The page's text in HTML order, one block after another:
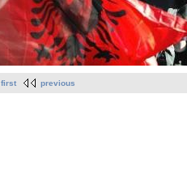
first previous